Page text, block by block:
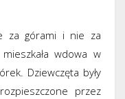
za górami i nie za
wdowa w
Dziewczęta były
przez